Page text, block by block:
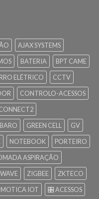
AJAX SYSTEMS
BATERIA
BPT CAME
ELÉTRICO
CCTV
CONTROLO-ACESSOS
GREEN CELL
GV
NOTEBOOK
PORTEIRO
ASPIRAÇÃO
ZIGBEE
ZKTECO
IOT
🎛️ ACESSOS